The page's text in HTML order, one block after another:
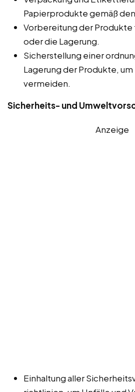
Papierprodukte gemäß
Vorbereitung der Produkte
oder die Lagerung.
Sicherstellung einer
Lagerung der Produkte,
vermeiden.
Sicherheits- und
Anzeige
Einhaltung aller